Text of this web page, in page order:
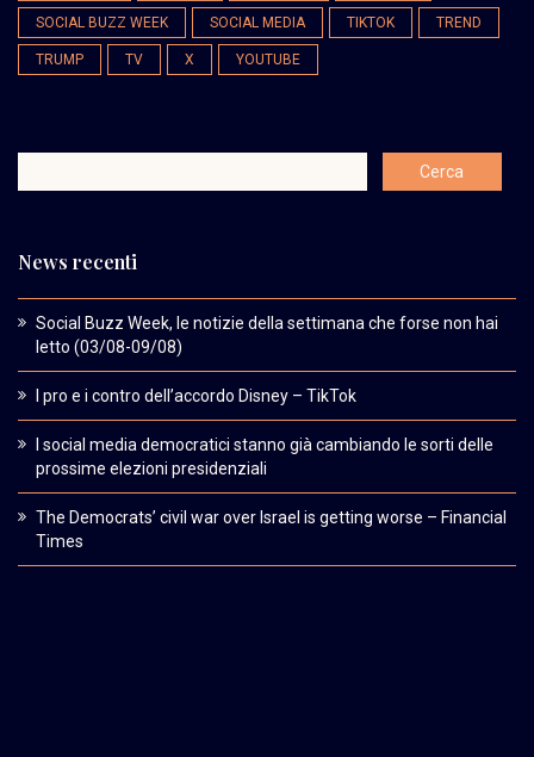
SOCIAL BUZZ WEEK SOCIAL MEDIA TIKTOK TREND
TRUMP TV X YOUTUBE
News recenti
Social Buzz Week, le notizie della settimana che forse non hai
letto (03/08-09/08)
I pro e i contro dell’accordo Disney – TikTok
I social media democratici stanno già cambiando le sorti delle
prossime elezioni presidenziali
The Democrats’ civil war over Israel is getting worse – Financial
Times